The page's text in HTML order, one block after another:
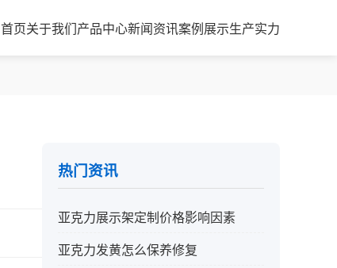
首页关于我们 产品中心新闻资讯案例展示生产实力
热门资讯
亚克力展示架定制价格影响因素
亚克力发黄怎么保养修复